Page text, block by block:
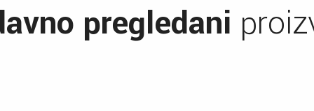
pregledani